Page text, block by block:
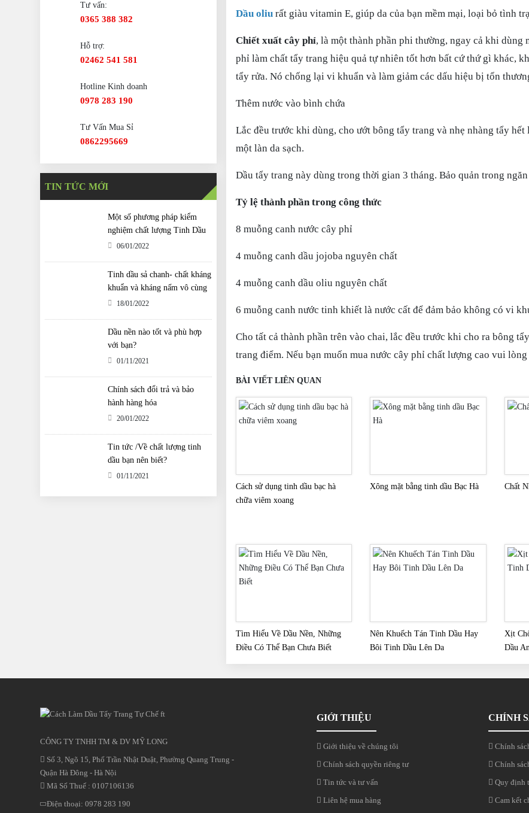
Tư vấn:
0365 388 382
Hỗ trợ:
02462 541 581
Hotline Kinh doanh
0978 283 190
Tư Vấn Mua Sỉ
0862295669
TIN TỨC MỚI
Một số phương pháp kiểm
nghiệm chất lượng Tinh Dầu
06/01/2022
Tinh dầu sả chanh- chất kháng
khuẩn và kháng nấm vô cùng
tuyệt vời
18/01/2022
Dầu nền nào tốt và phù hợp
với bạn?
01/11/2021
Chính sách đổi trả và bảo
hành hàng hóa
20/01/2022
Tin tức /Về chất lượng tinh
dầu bạn nên biết?
01/11/2021
Dầu oliu rất giàu vitamin E, giúp da của bạn mềm mại, loại bỏ tình
Chiết xuất cây phỉ, là một thành phần phi thường, ngay cả khi
phỉ làm chất tẩy trang hiệu quả tự nhiên tốt hơn bất cứ thứ gì khác,
tẩy rửa. Nó chống lại vi khuẩn và làm giảm các dấu hiệu bị tổn
Thêm nước vào bình chứa
Lắc đều trước khi dùng, cho ướt bông tẩy trang và nhẹ nhàng tẩy
một làn da sạch.
Dầu tẩy trang này dùng trong thời gian 3 tháng. Bảo quản trong
Tỷ lệ thành phần trong công thức
8 muỗng canh nước cây phỉ
4 muỗng canh dầu jojoba nguyên chất
4 muỗng canh dầu oliu nguyên chất
6 muỗng canh nước tinh khiết là nước cất để đảm bảo không có vi
Cho tất cả thành phần trên vào chai, lắc đều trước khi cho ra bông
trang điểm. Nếu bạn muốn mua nước cây phỉ chất lượng cao vui
BÀI VIẾT LIÊN QUAN
Cách sử dụng tinh dầu bạc hà
chữa viêm xoang
Xông mặt bằng tinh dầu Bạc Hà Chất
Tìm Hiểu Về Dầu Nền, Những
Điều Có Thể Bạn Chưa Biết
Nên Khuếch Tán Tinh Dầu Hay
Bôi Tinh Dầu Lên Da
Xịt
Dầu
CÔNG TY TNHH TM & DV MỸ LONG
Số 3, Ngõ 15, Phố Trần Nhật Duật, Phường Quang Trung -
Quận Hà Đông - Hà Nội
Mã Số Thuế : 0107106136
Điện thoại: 0978 283 190
GIỚI THIỆU
Giới thiệu về chúng tôi
Chính sách quyền riêng tư
Tin tức và tư vấn
Liên hệ mua hàng
CHÍNH
Chính
Chính
Quy định
Cam kết